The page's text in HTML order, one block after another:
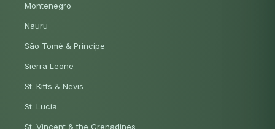
Montenegro
Nauru
São Tomé & Príncipe
Sierra Leone
St. Kitts & Nevis
St. Lucia
St. Vincent & the Grenadines